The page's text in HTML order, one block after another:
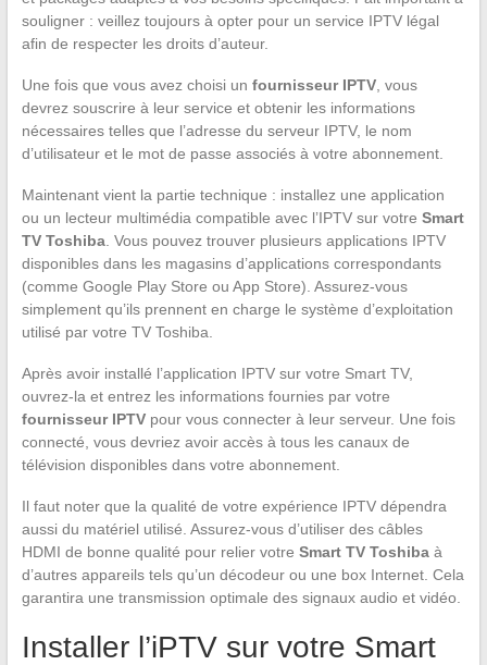
souligner : veillez toujours à opter pour un service IPTV légal
afin de respecter les droits d’auteur.
Une fois que vous avez choisi un fournisseur IPTV, vous
devrez souscrire à leur service et obtenir les informations
nécessaires telles que l’adresse du serveur IPTV, le nom
d’utilisateur et le mot de passe associés à votre abonnement.
Maintenant vient la partie technique : installez une application
ou un lecteur multimédia compatible avec l’IPTV sur votre Smart
TV Toshiba. Vous pouvez trouver plusieurs applications IPTV
disponibles dans les magasins d’applications correspondants
(comme Google Play Store ou App Store). Assurez-vous
simplement qu’ils prennent en charge le système d’exploitation
utilisé par votre TV Toshiba.
Après avoir installé l’application IPTV sur votre Smart TV,
ouvrez-la et entrez les informations fournies par votre
fournisseur IPTVpour vous connecter à leur serveur. Une fois
connecté, vous devriez avoir accès à tous les canaux de
télévision disponibles dans votre abonnement.
Il faut noter que la qualité de votre expérience IPTV dépendra
aussi du matériel utilisé. Assurez-vous d’utiliser des câbles
HDMI de bonne qualité pour relier votre Smart TV Toshibaà
d’autres appareils tels qu’un décodeur ou une box Internet. Cela
garantira une transmission optimale des signaux audio et vidéo.
Installer l’iPTV sur votre Smart